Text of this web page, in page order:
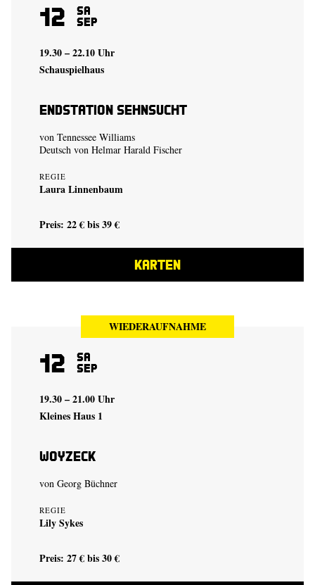
12 Sa
Sep
19.30 – 22.10 Uhr
Schauspielhaus
Endstation Sehnsucht
von Tennessee Williams
Deutsch von Helmar Harald Fischer
REGIE
Laura Linnenbaum
Preis: 22 € bis 39 €
KARTEN
WIEDERAUFNAHME
12 Sa
Sep
19.30 – 21.00 Uhr
Kleines Haus 1
Woyzeck
von Georg Büchner
REGIE
Lily Sykes
Preis: 27 € bis 30 €